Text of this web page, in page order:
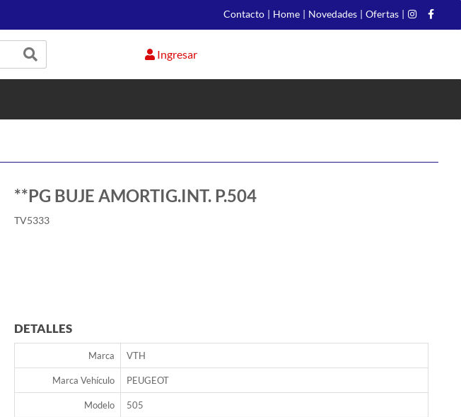
Contacto | Home | Novedades | Ofertas |
Ingresar
**PG BUJE AMORTIG.INT. P.504
TV5333
DETALLES
Marca VTH
Marca Vehículo PEUGEOT
Modelo 505